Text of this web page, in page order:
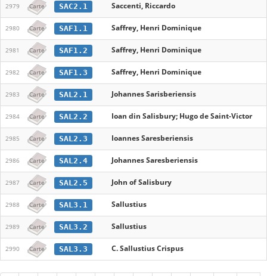
2979 Carte SAC2.1 Saccenti, Riccardo
2980 Carte SAF1.1 Saffrey, Henri Dominique
2981 Carte SAF1.2 Saffrey, Henri Dominique
2982 Carte SAF1.3 Saffrey, Henri Dominique
2983 Carte SAL2.1 Johannes Sarisberiensis
2984 Carte SAL2.2 Ioan din Salisbury; Hugo de Saint-Victor
2985 Carte SAL2.3 Ioannes Saresberiensis
2986 Carte SAL2.4 Johannes Saresberiensis
2987 Carte SAL2.5 John of Salisbury
2988 Carte SAL3.1 Sallustius
2989 Carte SAL3.2 Sallustius
2990 Carte SAL3.3 C. Sallustius Crispus